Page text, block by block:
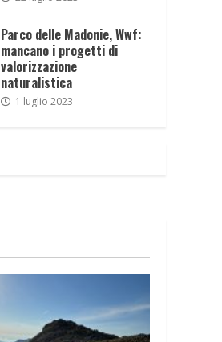
Parco delle Madonie, Wwf:
mancano i progetti di
valorizzazione
naturalistica
1 luglio 2023